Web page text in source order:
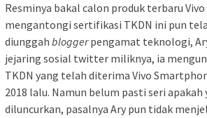
Resminya bakal calon produk terbaru
mengantongi sertifikasi TKDN ini pun
diunggah bloggerpengamat teknologi,
jejaring sosial twitter miliknya, ia
TKDN yang telah diterima Vivo
2018 lalu. Namun belum pasti seri apakah
diluncurkan, pasalnya Ary pun tidak